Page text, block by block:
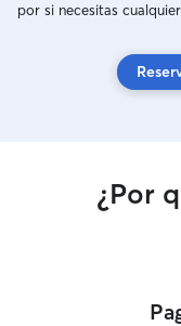
por si necesitas
¿Por